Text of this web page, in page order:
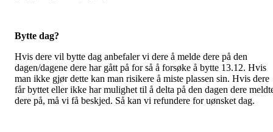
Bytte dag?
Hvis dere vil bytte dag anbefaler vi dere å melde dere på den
dagen/dagene dere har gått på for så å forsøke å bytte 13.12. Hvis
man ikke gjør dette kan man risikere å miste plassen sin. Hvis dere
får byttet eller ikke har mulighet til å delta på den dagen dere
dere på, må vi få beskjed. Så kan vi refundere for uønsket dag.